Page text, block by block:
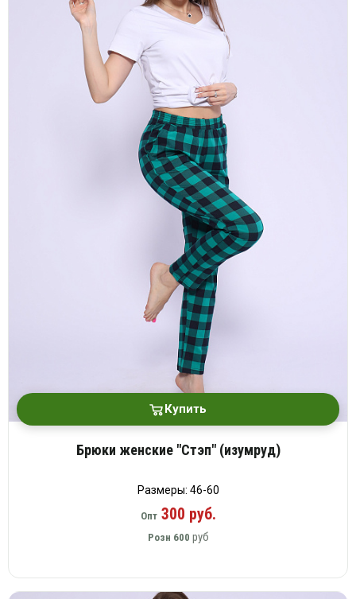
Купить
Брюки женские "Стэп" (изумруд)
Размеры: 46-60
Опт300 руб.
Розн 600 руб